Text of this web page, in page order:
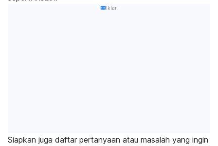
Iklan
Siapkan juga daftar pertanyaan atau masalah yang ingin